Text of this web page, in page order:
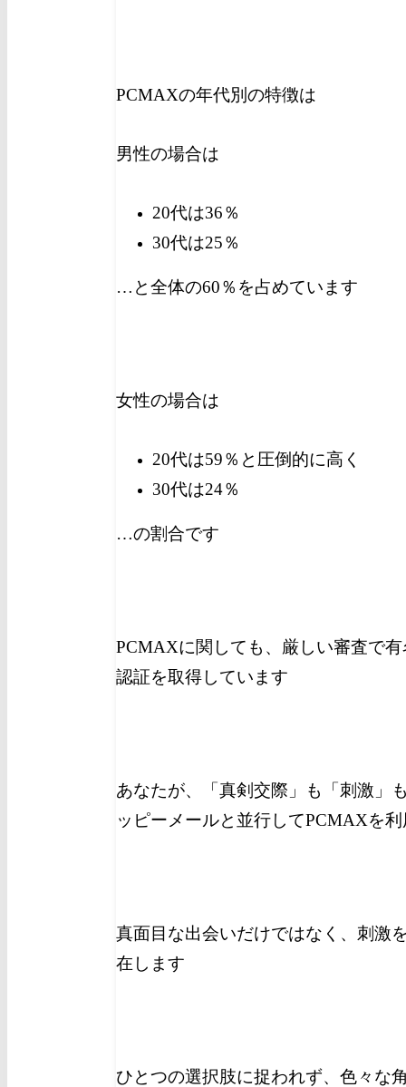
PCMAXの年代別の特徴は
男性の場合は
20代は36％
30代は25％
…と全体の60％を占めています
女性の場合は
20代は59％と圧倒的に高く
30代は24％
…の割合です
PCMAXに関しても、厳しい審査で
認証を取得しています
あなたが、「真剣交際」も「刺激」
ッピーメールと並行してPCMAXを
真面目な出会いだけではなく、刺激
在します
ひとつの選択肢に捉われず、色々な